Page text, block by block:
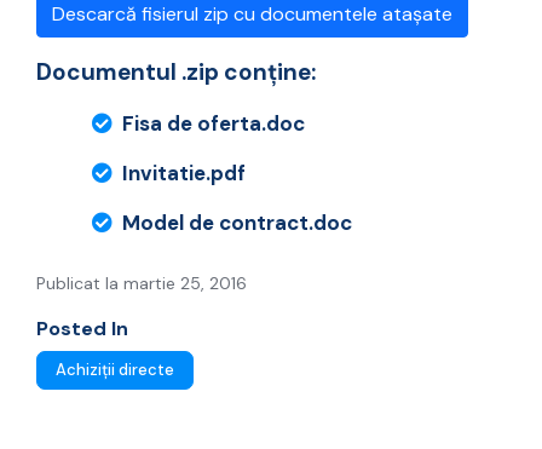
Descarcă fisierul zip cu documentele atașate
Documentul .zip conține:
Fisa de oferta.doc
Invitatie.pdf
Model de contract.doc
Publicat la martie 25, 2016
Posted In
Achiziții directe